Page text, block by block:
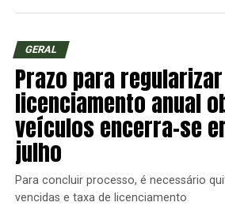
GERAL
Prazo para regularizar
licenciamento anual
veículos encerra-se
julho
Para concluir processo, é necessário
vencidas e taxa de licenciamento